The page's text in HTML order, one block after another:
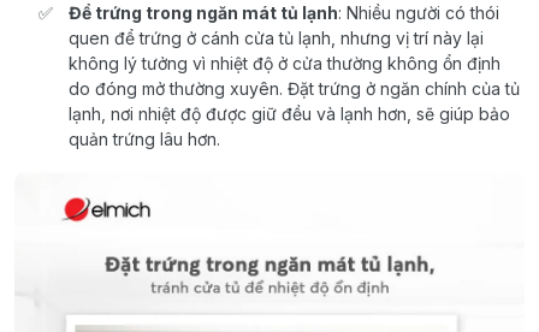
Để trứng trong ngăn mát tủ lạnh: Nhiều người có thói
quen để trứng ở cánh cửa tủ lạnh, nhưng vị trí này lại
không lý tưởng vì nhiệt độ ở cửa thường không ổn định
do đóng mở thường xuyên. Đặt trứng ở ngăn chính của tủ
lạnh, nơi nhiệt độ được giữ đều và lạnh hơn, sẽ giúp bảo
quản trứng lâu hơn.